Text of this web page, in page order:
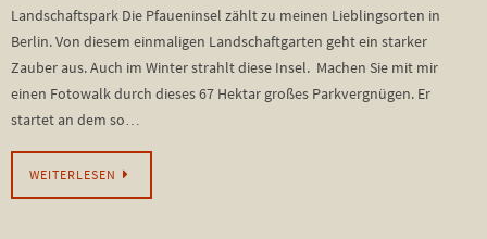
Landschaftspark Die Pfaueninsel zählt zu meinen Lieblingsorten in
Berlin. Von diesem einmaligen Landschaftgarten geht ein starker
Zauber aus. Auch im Winter strahlt diese Insel. Machen Sie mit mir
einen Fotowalk durch dieses 67 Hektar großes Parkvergnügen. Er
startet an dem so…
WEITERLESEN